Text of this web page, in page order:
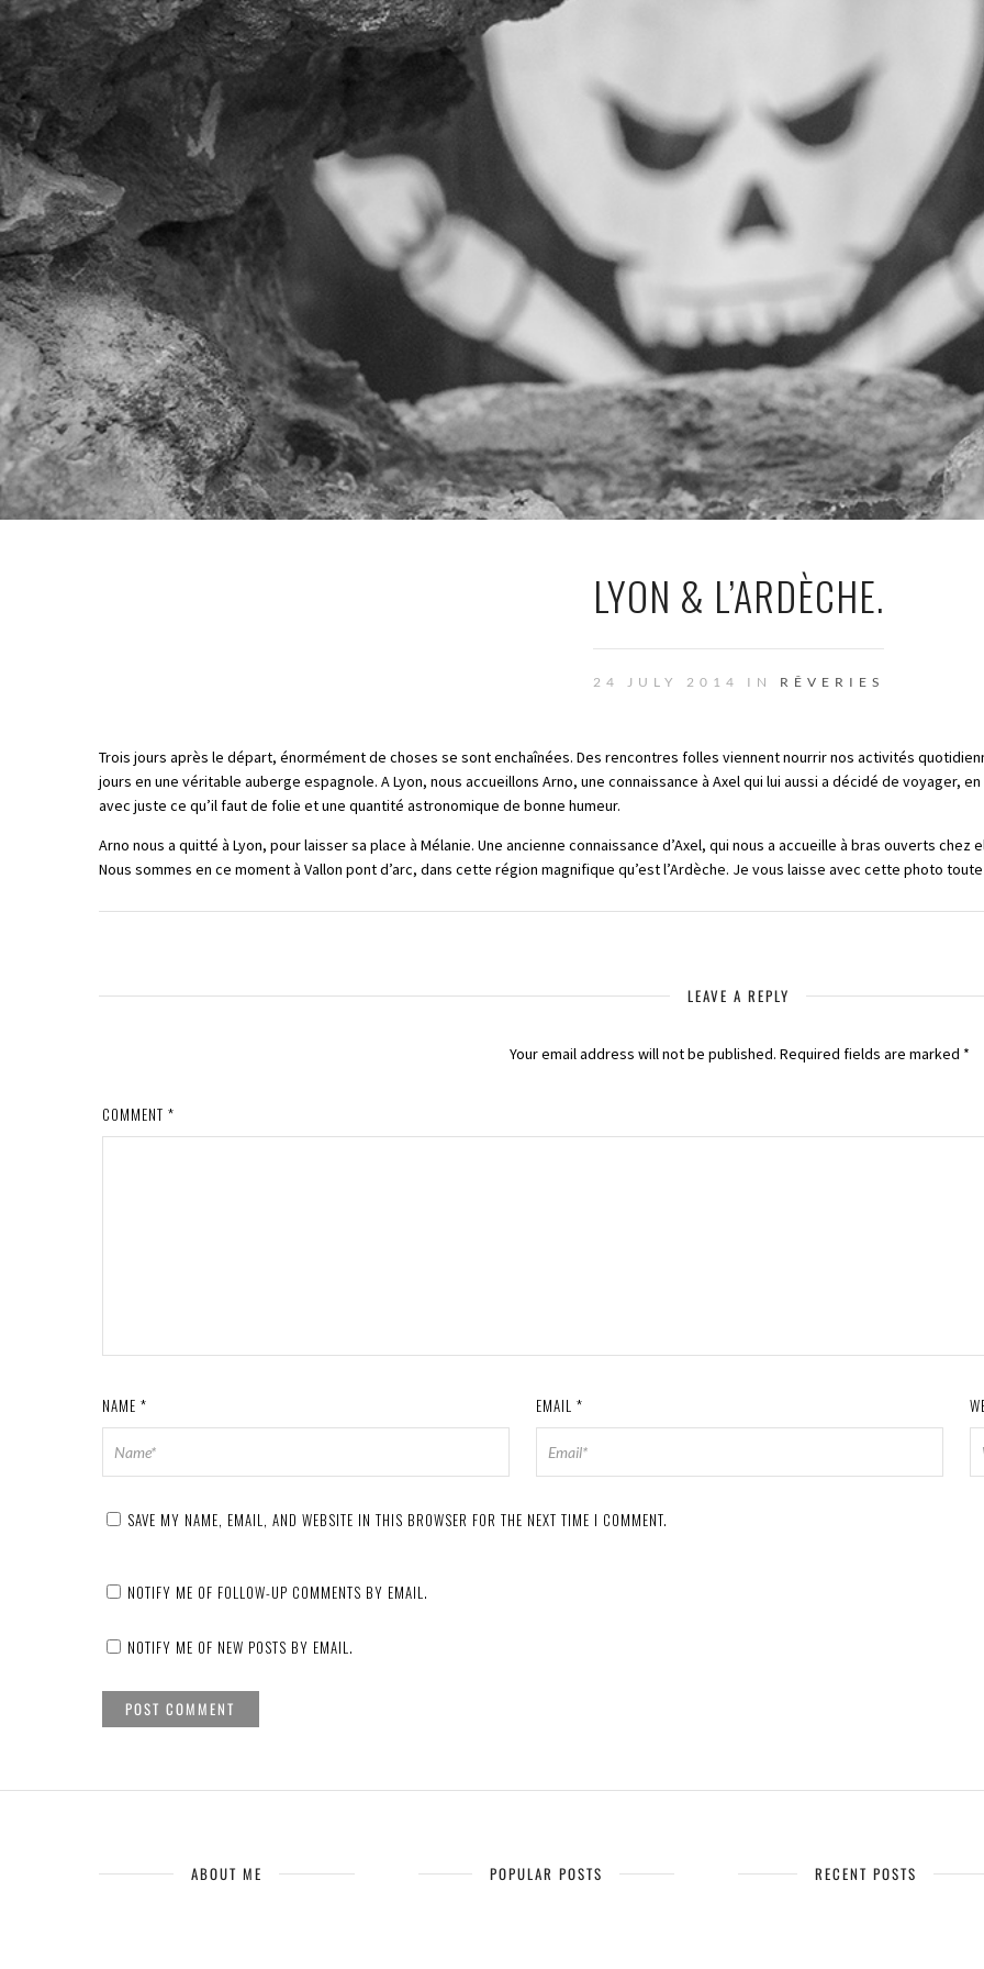
LYON & L’ARDÈCHE.
24 JULY 2014 IN RÊVERIES
Trois jours après le départ, énormément de choses se sont enchaînées. Des rencontres folles viennent nourrir nos activités
jours en une véritable auberge espagnole. A Lyon, nous accueillons Arno, une connaissance à Axel qui lui aussi a décidé de voyager,
avec juste ce qu’il faut de folie et une quantité astronomique de bonne humeur.
Arno nous a quitté à Lyon, pour laisser sa place à Mélanie. Une ancienne connaissance d’Axel, qui nous a accueille à bras ouverts
Nous sommes en ce moment à Vallon pont d’arc, dans cette région magnifique qu’est l’Ardèche. Je vous laisse avec cette photo
LEAVE A REPLY
Your email address will not be published. Required fields are marked *
COMMENT *
NAME * EMAIL *
SAVE MY NAME, EMAIL, AND WEBSITE IN THIS BROWSER FOR THE NEXT TIME I COMMENT.
NOTIFY ME OF FOLLOW-UP COMMENTS BY EMAIL.
NOTIFY ME OF NEW POSTS BY EMAIL.
ABOUT ME POPULAR POSTS RECENT POSTS